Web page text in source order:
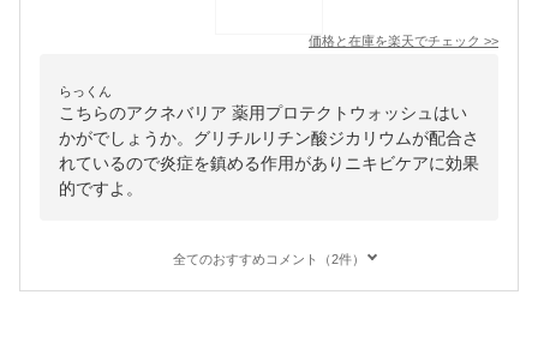
価格と在庫を楽天でチェック >>
らっくん
こちらのアクネバリア 薬用プロテクトウォッシュはい
かがでしょうか。グリチルリチン酸ジカリウムが配合さ
れているので炎症を鎮める作用がありニキビケアに効果
的ですよ。
全てのおすすめコメント（2件）